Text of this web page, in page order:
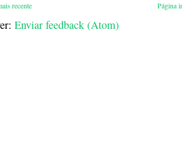
recente Página
Enviar feedback (Atom)